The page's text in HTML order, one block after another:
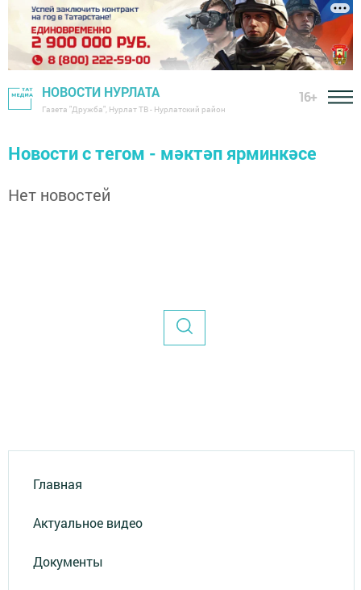
НОВОСТИ НУРЛАТА
Газета "Дружба", Нурлат ТВ - Нурлатский район
16+
Новости с тегом - мәктәп ярминкәсе
Нет новостей
Главная
Актуальное видео
Документы